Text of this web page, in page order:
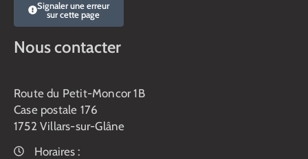
Signaler une erreur
sur cette page
Nous contacter
Route du Petit-Moncor 1B
Case postale 176
1752 Villars-sur-Glâne
Horaires :